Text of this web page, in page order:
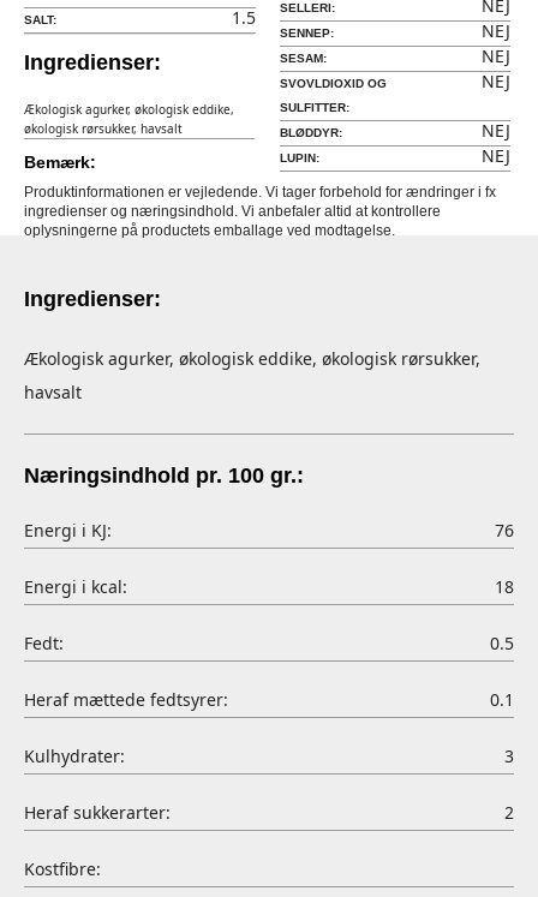
SALT: 1.5
Ingredienser:
Ækologisk agurker, økologisk eddike,
økologisk rørsukker, havsalt
SELLERI: NEJ
SENNEP: NEJ
SESAM: NEJ
SVOVLDIOXID OG
SULFITTER:
NEJ
BLØDDYR: NEJ
LUPIN: NEJ
Bemærk:
Produktinformationen er vejledende. Vi tager forbehold for ændringer i fx
ingredienser og næringsindhold. Vi anbefaler altid at kontrollere
oplysningerne på productets emballage ved modtagelse.
Ingredienser:
Ækologisk agurker, økologisk eddike, økologisk rørsukker,
havsalt
Næringsindhold pr. 100 gr.:
Energi i KJ: 76
Energi i kcal: 18
Fedt: 0.5
Heraf mættede fedtsyrer: 0.1
Kulhydrater: 3
Heraf sukkerarter: 2
Kostfibre: